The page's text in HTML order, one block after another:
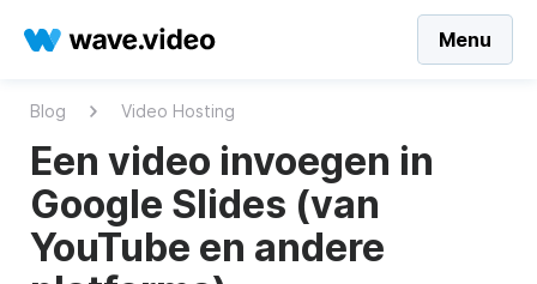
Menu
Blog Video Hosting
Een video invoegen in
Google Slides (van
YouTube en andere